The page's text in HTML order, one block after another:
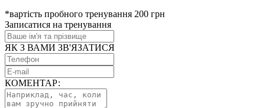
*вартість пробного тренування 200 грн
Записатися на тренування
ЯК З ВАМИ ЗВ'ЯЗАТИСЯ
КОМЕНТАР: